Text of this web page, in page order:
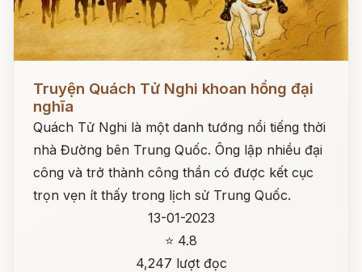
Truyện Quách Tử Nghi khoan hồng đại
nghĩa
Quách Tử Nghi là một danh tướng nổi tiếng thời
nhà Đường bên Trung Quốc. Ông lập nhiều đại
công và trở thành công thần có được kết cục
trọn vẹn ít thấy trong lịch sử Trung Quốc.
13-01-2023
⭐ 4.8
4,247 lượt đọc